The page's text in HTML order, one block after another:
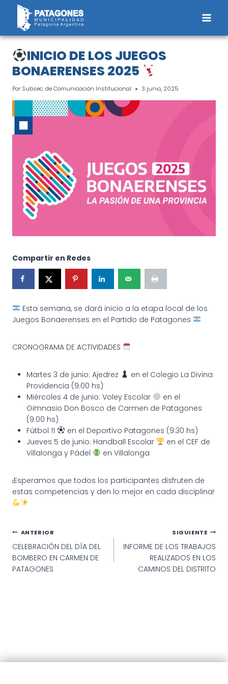
Saltar
contenido
INICIO DE LOS JUEGOS
BONAERENSES 2025
Por Subsec. de Comunicación Institucional 3 junio, 2025
Compartir en Redes
Esta semana, se dará inicio a la etapa local de los
Juegos Bonaerenses en el Partido de Patagones
CRONOGRAMA DE ACTIVIDADES
Martes 3 de junio: Ajedrez
en el Colegio La Divina
Providencia (9:00 hs)
Miércoles 4 de junio: Voley Escolar
en el
Gimnasio Don Bosco de Carmen de Patagones
(9:00 hs)
Fútbol 11
en el Deportivo Patagones (9:30 hs)
Jueves 5 de junio: Handball Escolar
en el CEF de
Villalonga y Pádel
en Villalonga
¡Esperamos que todos los participantes disfruten de
estas competencias y den lo mejor en cada disciplina!
Navegación
de
entradas
ANTERIOR
CELEBRACIÓN DEL DÍA DEL
BOMBERO EN CARMEN DE
PATAGONES
SIGUIENTE
INFORME DE LOS TRABAJOS
REALIZADOS EN LOS
CAMINOS DEL DISTRITO